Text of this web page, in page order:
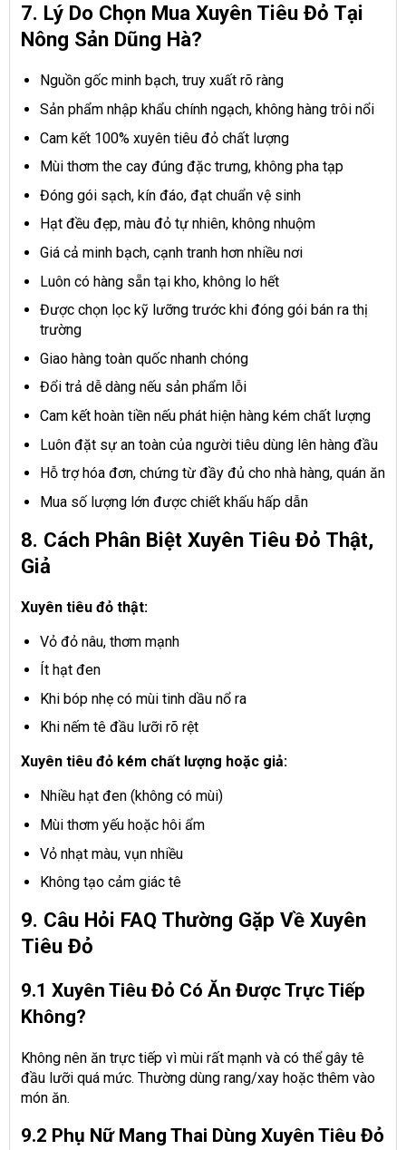
7. Lý Do Chọn Mua Xuyên Tiêu Đỏ Tại
Nông Sản Dũng Hà?
Nguồn gốc minh bạch, truy xuất rõ ràng
Sản phẩm nhập khẩu chính ngạch, không hàng trôi nổi
Cam kết 100% xuyên tiêu đỏ chất lượng
Mùi thơm the cay đúng đặc trưng, không pha tạp
Đóng gói sạch, kín đáo, đạt chuẩn vệ sinh
Hạt đều đẹp, màu đỏ tự nhiên, không nhuộm
Giá cả minh bạch, cạnh tranh hơn nhiều nơi
Luôn có hàng sẵn tại kho, không lo hết
Được chọn lọc kỹ lưỡng trước khi đóng gói bán ra thị
trường
Giao hàng toàn quốc nhanh chóng
Đổi trả dễ dàng nếu sản phẩm lỗi
Cam kết hoàn tiền nếu phát hiện hàng kém chất lượng
Luôn đặt sự an toàn của người tiêu dùng lên hàng đầu
Hỗ trợ hóa đơn, chứng từ đầy đủ cho nhà hàng, quán ăn
Mua số lượng lớn được chiết khấu hấp dẫn
8. Cách Phân Biệt Xuyên Tiêu Đỏ Thật,
Giả
Xuyên tiêu đỏ thật:
Vỏ đỏ nâu, thơm mạnh
Ít hạt đen
Khi bóp nhẹ có mùi tinh dầu nổ ra
Khi nếm tê đầu lưỡi rõ rệt
Xuyên tiêu đỏ kém chất lượng hoặc giả:
Nhiều hạt đen (không có mùi)
Mùi thơm yếu hoặc hôi ẩm
Vỏ nhạt màu, vụn nhiều
Không tạo cảm giác tê
9. Câu Hỏi FAQ Thường Gặp Về Xuyên
Tiêu Đỏ
9.1 Xuyên Tiêu Đỏ Có Ăn Được Trực Tiếp
Không?
Không nên ăn trực tiếp vì mùi rất mạnh và có thể gây tê
đầu lưỡi quá mức. Thường dùng rang/xay hoặc thêm vào
món ăn.
9.2 Phụ Nữ Mang Thai Dùng Xuyên Tiêu Đỏ